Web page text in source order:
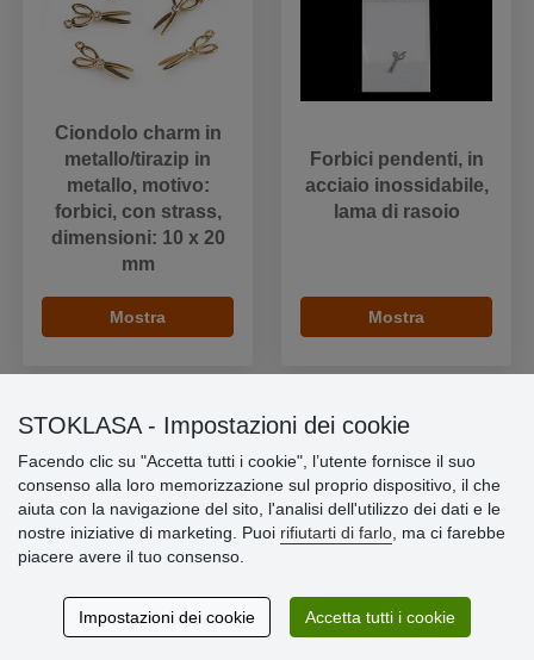
Ciondolo charm in
metallo/tirazip in
metallo, motivo:
forbici, con strass,
dimensioni: 10 x 20
mm
Mostra
Forbici pendenti, in
acciaio inossidabile,
lama di rasoio
Mostra
Informazioni importanti
» Impostazioni dei cookie
» Termini & Condizioni
» Informativa sulla Privacy
» Garanzia e resi
» Programma fedeltà
STOKLASA - Impostazioni dei cookie
Facendo clic su "Accetta tutti i cookie", l’utente fornisce il suo
consenso alla loro memorizzazione sul proprio dispositivo, il che
aiuta con la navigazione del sito, l'analisi dell'utilizzo dei dati e le
nostre iniziative di marketing. Puoi rifiutarti di farlo , ma ci farebbe
piacere avere il tuo consenso.
Impostazioni dei cookie Accetta tutti i cookie